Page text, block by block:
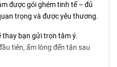
được gói ghém tinh tế – đủ
trọng và được yêu thương.
thay bạn gửi trọn tâm ý.
tiên, ấm lòng đến tận sau